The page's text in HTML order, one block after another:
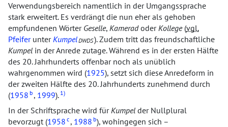
Verwendungsbereich namentlich in der Umgangssprache
stark erweitert. Es verdrängt die nun eher als gehoben
empfundenen Wörter Geselle, KameradoderKollege(vgl.
PfeiferunterKumpelDWDS). Zudem tritt das freundschaftliche
Kumpel in der Anrede zutage. Während es in der ersten Hälfte
des 20. Jahrhunderts offenbar noch als unüblich
wahrgenommen wird (1925), setzt sich diese Anredeform in
der zweiten Hälfte des 20. Jahrhunderts zunehmend durch
(1958 b , 1999). 1)
In der Schriftsprache wird fürKumpel der Nullplural
bevorzugt (1958 c , 1988 b), wohingegen sich –